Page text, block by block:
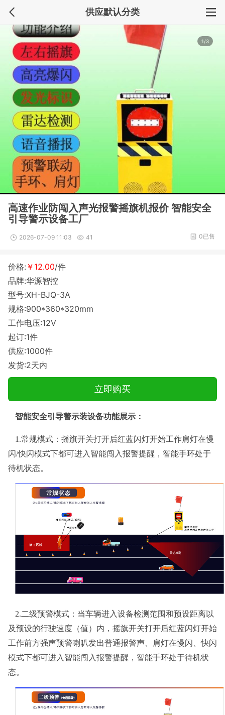
供应默认分类
1/3
高速作业防闯入声光报警摇旗机报价 智能安全
引导警示设备工厂
2026-07-09 11:03 41 0已售
价格: ￥12.00/件
品牌:华源智控
型号:XH-BJQ-3A
规格:900*360*320mm
工作电压:12V
起订:1件
供应:1000件
发货:2天内
立即购买
智能安全引导警示装设备功能展示：
1.常规模式：摇旗开关打开后红蓝闪灯开始工作肩灯在慢
闪/快闪模式下都可进入智能闯入报警提醒，智能手环处于
待机状态。
2.二级预警模式：当车辆进入设备检测范围和预设距离以
及预设的行驶速度（值）内，摇旗开关打开后红蓝闪灯开始
工作前方强声预警喇叭发出普通报警声、肩灯在慢闪、快闪
模式下都可进入智能闯入报警提醒，智能手环处于待机状
态。